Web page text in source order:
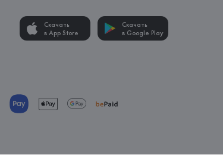
Скачать
в App Store
Скачать
в Google Play